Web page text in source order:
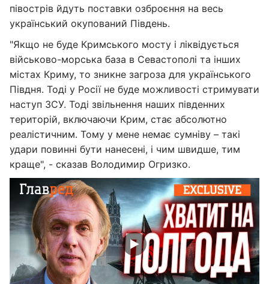
півострів йдуть поставки озброєння на весь
український окупований Південь.
"Якщо не буде Кримського мосту і ліквідується
військово-морська база в Севастополі та інших
містах Криму, то зникне загроза для українського
Півдня. Тоді у Росії не буде можливості стримувати
наступ ЗСУ. Тоді звільнення наших південних
територій, включаючи Крим, стає абсолютно
реалістичним. Тому у мене немає сумніву – такі
удари повинні бути нанесені, і чим швидше, тим
краще", - сказав Володимир Огризко.